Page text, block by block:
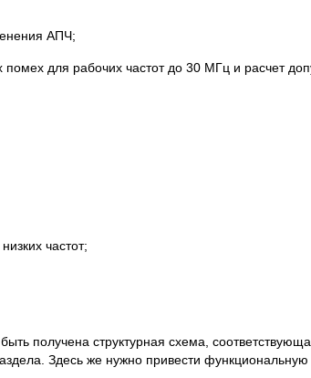
АПЧ;
для рабочих частот до 30 МГц и расчет
частот;
получена структурная схема,
Здесь же нужно привести